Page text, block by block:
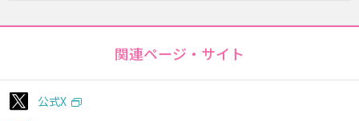
関連ページ・サイト
公式X